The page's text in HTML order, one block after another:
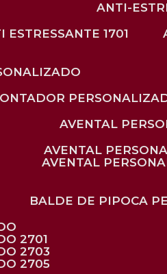
ANTI-
ESTRESSANTE 1701
AVENTAL
AVENTAL
AVENTAL
BALDE DE PIPOCA
2701
2703
2705